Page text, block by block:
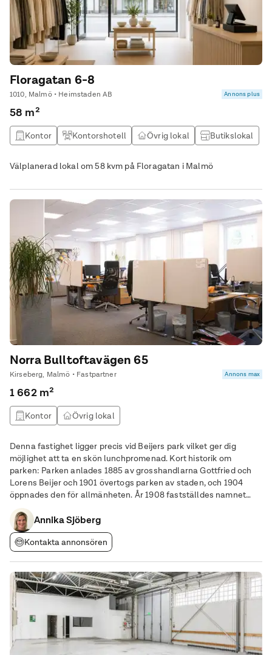
Floragatan 6-8
1010, Malmö • Heimstaden AB Annons plus
58 m²
Kontor Kontorshotell Övrig lokal Butikslokal
Välplanerad lokal om 58 kvm på Floragatan i Malmö
Norra Bulltoftavägen 65
Kirseberg, Malmö • Fastpartner Annons max
1 662 m²
Kontor Övrig lokal
Denna fastighet ligger precis vid Beijers park vilket ger dig
möjlighet att ta en skön lunchpromenad. Kort historik om
parken: Parken anlades 1885 av grosshandlarna Gottfried och
Lorens Beijer och 1901 övertogs parken av staden, och 1904
öppnades den för allmänheten. År 1908 fastställdes namnet
Beijers plantering, vilket ändrades 1936 till det nuvarande. Den
anlades ursprungligen på ett flygsandsfält med naturliga kullar.
Numera består den av högstammiga bokbestånd, en slåtteräng,
Annika Sjöberg
Kontakta annonsören